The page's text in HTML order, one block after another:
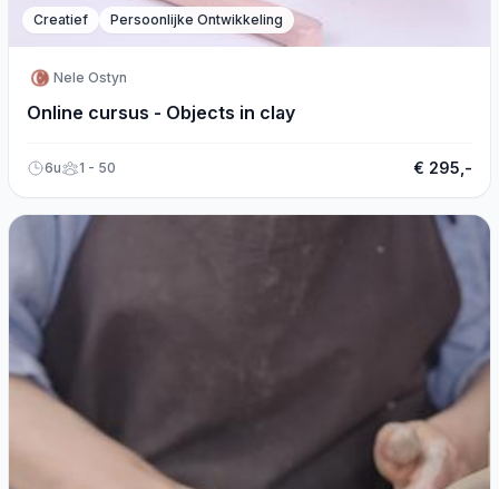
Creatief Persoonlijke Ontwikkeling
Nele Ostyn
Online cursus - Objects in clay
6u 1 - 50 € 295,-